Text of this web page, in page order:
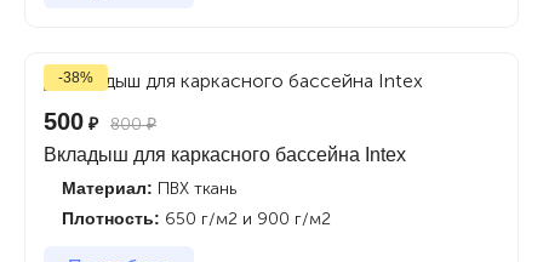
-38%
500 ₽ 800₽
Вкладыш для каркасного бассейна Intex
Материал: ПВХ ткань
Плотность: 650 г/м2 и 900 г/м2